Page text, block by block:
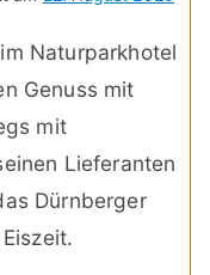
Naturparkhotel
Genuss mit
mit
Lieferanten
Dürnberger